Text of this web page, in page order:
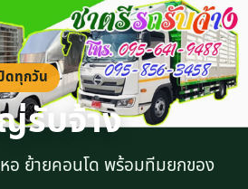
ดทุกวัน
รับจ้าง
อ ย้ายคอนโด พร้อมทีมยกของ